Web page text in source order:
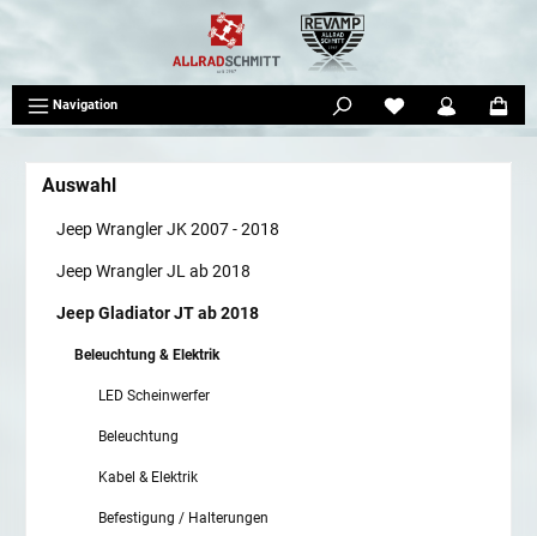
Navigation
Auswahl
Jeep Wrangler JK 2007 - 2018
Jeep Wrangler JL ab 2018
Jeep Gladiator JT ab 2018
Beleuchtung & Elektrik
LED Scheinwerfer
Beleuchtung
Kabel & Elektrik
Befestigung / Halterungen